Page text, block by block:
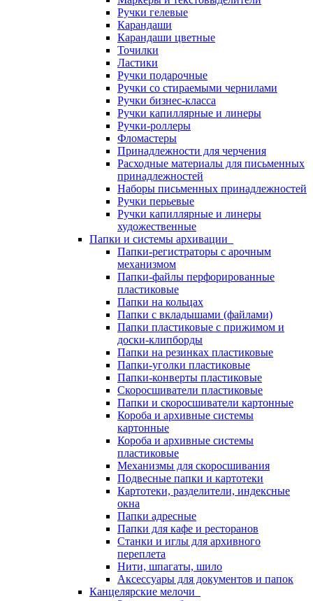
Ручки гелевые
Карандаши
Карандаши цветные
Точилки
Ластики
Ручки подарочные
Ручки со стираемыми чернилами
Ручки бизнес-класса
Ручки капиллярные и линеры
Ручки-роллеры
Фломастеры
Принадлежности для черчения
Расходные материалы для письменных
принадлежностей
Наборы письменных принадлежностей
Ручки перьевые
Ручки капиллярные и линеры
художественные
Папки и системы архивации
Папки-регистраторы с арочным
механизмом
Папки-файлы перфорированные
пластиковые
Папки на кольцах
Папки с вкладышами (файлами)
Папки пластиковые с прижимом и
доски-клипборды
Папки на резинках пластиковые
Папки-уголки пластиковые
Папки-конверты пластиковые
Скоросшиватели пластиковые
Папки и скоросшиватели картонные
Короба и архивные системы
картонные
Короба и архивные системы
пластиковые
Механизмы для скоросшивания
Подвесные папки и картотеки
Картотеки, разделители, индексные
окна
Папки адресные
Папки для кафе и ресторанов
Станки и иглы для архивного
переплета
Нити, шпагаты, шило
Аксессуары для документов и папок
Канцелярские мелочи